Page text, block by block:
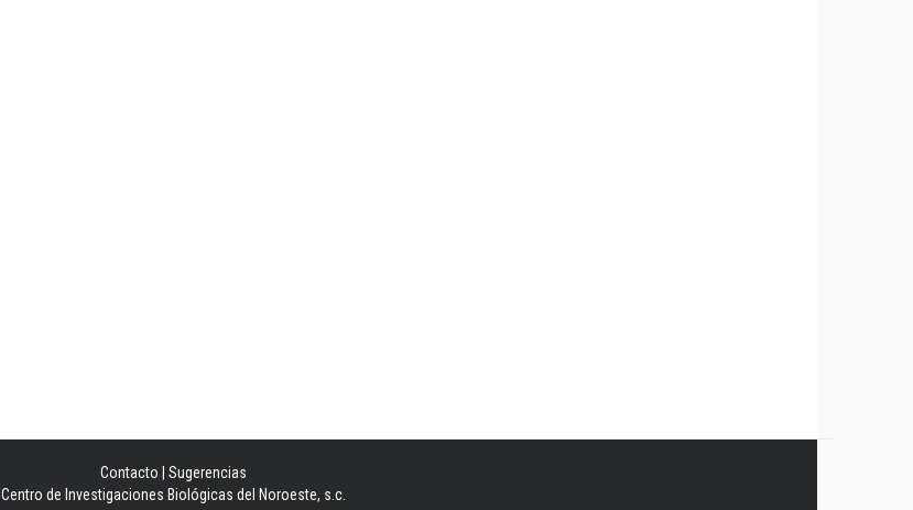
Contacto
Sugerencias
Centro de Investigaciones Biológicas del Noroeste, s.c.